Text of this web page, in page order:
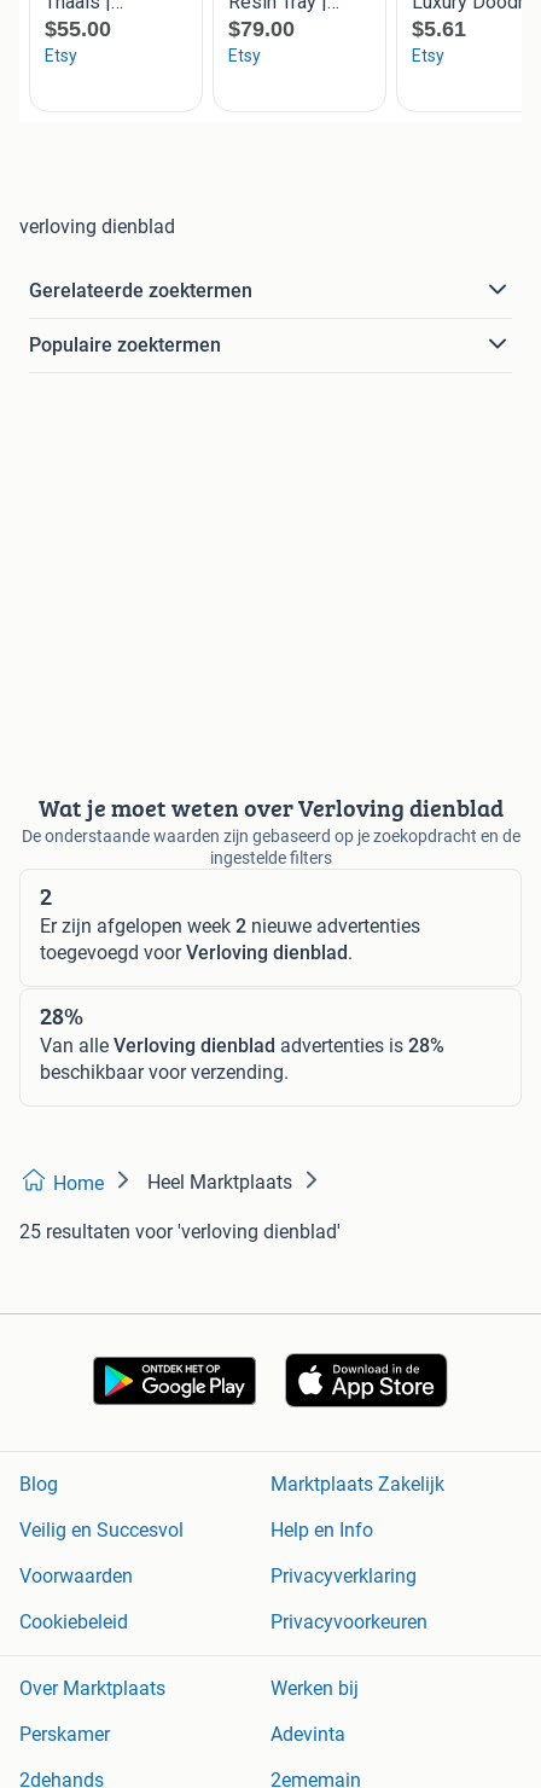
verloving dienblad
Gerelateerde zoektermen
Populaire zoektermen
Wat je moet weten over Verloving dienblad
De onderstaande waarden zijn gebaseerd op je zoekopdracht en de
ingestelde filters
2
Er zijn afgelopen week 2 nieuwe advertenties
toegevoegd voorVerloving dienblad.
28%
Van alle Verloving dienblad advertenties is 28%
beschikbaar voor verzending.
Home Heel Marktplaats
25 resultaten voor 'verloving dienblad'
Blog
Marktplaats Zakelijk
Veilig en Succesvol
Help en Info
Voorwaarden
Privacyverklaring
Cookiebeleid
Privacyvoorkeuren
Over Marktplaats
Werken bij
Perskamer
Adevinta
2dehands
2ememain